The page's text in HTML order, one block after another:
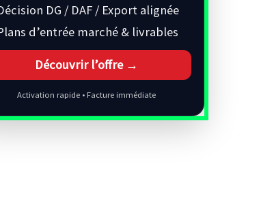
DG / DAF / Export alignée
d’entrée marché & livrables
Découvrir l’offre →
Activation rapide • Facture immédiate